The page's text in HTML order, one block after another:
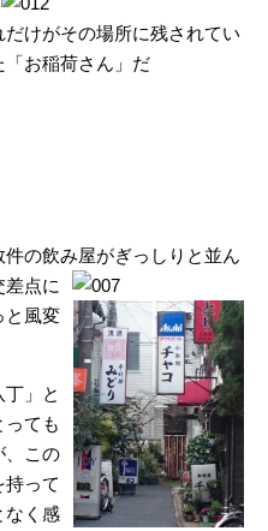
けがその場所に残されてい
お稲荷さん」だ
の飲み屋がぎっしりと並ん
差点に
と風変
」と
ても
、この
持って
なく感